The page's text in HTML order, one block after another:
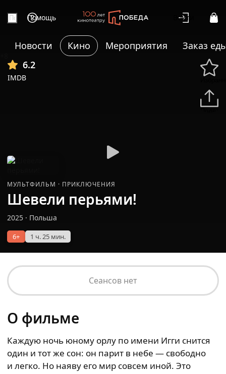
Помощь Войти
Новости Кино Мероприятия
Заказ
6.2
IMDB
МУЛЬТФИЛЬМ · ПРИКЛЮЧЕНИЯ
Шевели перьями!
2025 · Польша
6+ 1 ч. 25 мин.
Сеансов нет
О фильме
Каждую ночь юному орлу по имени Игги снится
один и тот же сон: он парит в небе — свободно
и легко. Но наяву его мир совсем иной. Это